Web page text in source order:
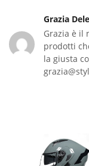
Grazia
Grazia è il
prodotti
la giusta